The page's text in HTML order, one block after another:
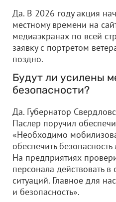
Да. В 2026 году акция
местному времени на
медиаэкранах по всей
заявку с портретом
поздно.
Будут ли усилены
безопасности?
Да. Губернатор
Паслер поручил
«Необходимо
обеспечить
На предприятиях
персонала действовать в
ситуаций. Главное для
и безопасность».